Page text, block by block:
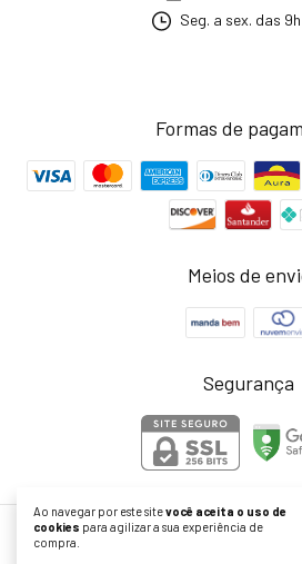
Ao navegar por este sitevocê aceita o uso de
cookies para agilizar a sua experiência de
compra.
Seg. a sex. das
Formas de
Meios de
Segurança
Acessórios com personalidade -